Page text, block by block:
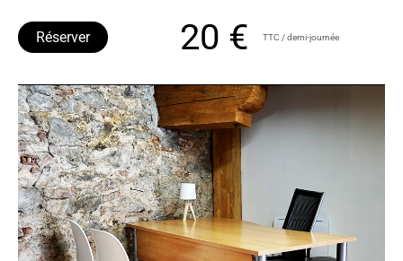
20 € TTC / demi-journée
Réserver